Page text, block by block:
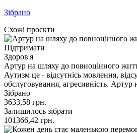
Зібрано
Схожі проєкти
Підтримати
Здоров'я
Артур на шляху до повноцінного
Аутизм це - відсутнісь мовлення,
обслуговування, агресивність.
Зібрано
3633,58 грн.
Залишилось зібрати
101366,42 грн.